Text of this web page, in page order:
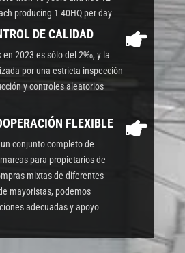
producing 1 40HQ per day.

DE CALIDAD
en 2023 es sólo del 2‰, y la
por una estricta inspección
y controles aleatorios

FLEXIBLE
conjunto completo de
para propietarios de
mixtas de diferentes
mayoristas, podemos
adecuadas y apoyo